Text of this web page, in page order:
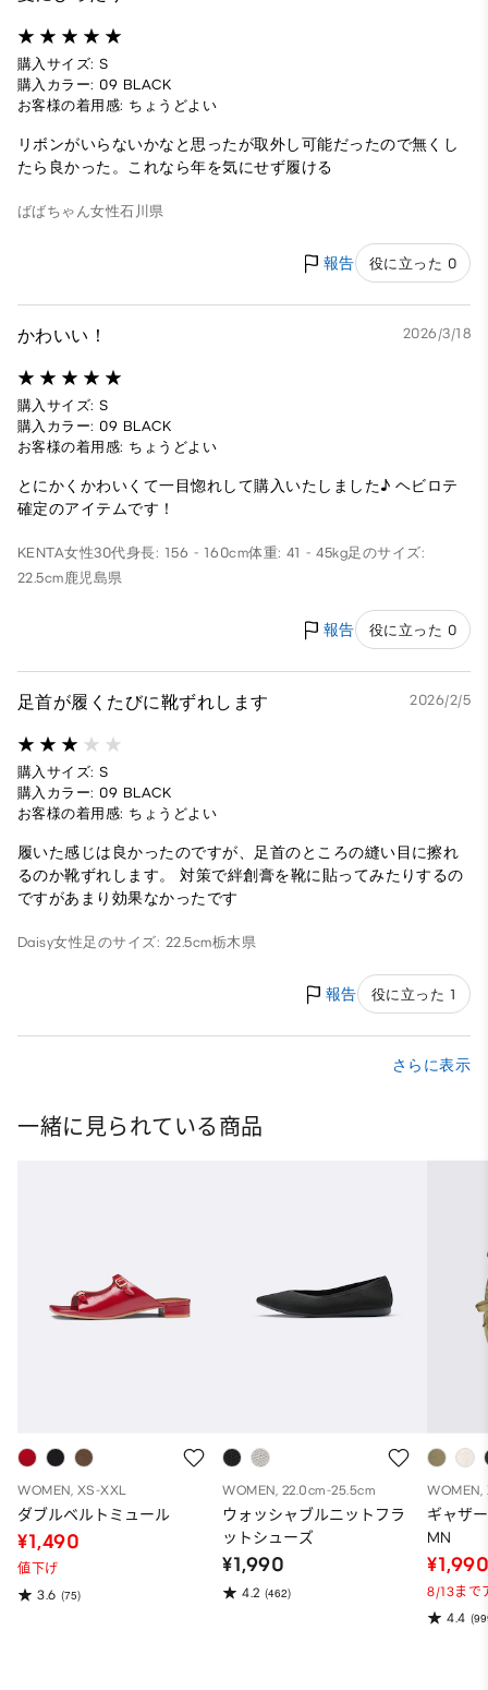
購入サイズ: S
購入カラー: 09 BLACK
お客様の着用感: ちょうどよい
リボンがいらないかなと思ったが取外し可能だったので無くし
たら良かった。これなら年を気にせず履ける
ばばちゃん女性石川県
報告 役に立った 0
かわいい！ 2026/3/18
購入サイズ: S
購入カラー: 09 BLACK
お客様の着用感: ちょうどよい
とにかくかわいくて一目惚れして購入いたしました♪ ヘビロテ
確定のアイテムです！
KENTA女性30代身長: 156 - 160cm体重: 41 - 45kg足のサイズ:
22.5cm鹿児島県
報告 役に立った 0
足首が履くたびに靴ずれします 2026/2/5
購入サイズ: S
購入カラー: 09 BLACK
お客様の着用感: ちょうどよい
履いた感じは良かったのですが、足首のところの縫い目に擦れ
るのか靴ずれします。 対策で絆創膏を靴に貼ってみたりするの
ですがあまり効果なかったです
Daisy女性足のサイズ: 22.5cm栃木県
報告 役に立った 1
さらに表示
一緒に見られている商品
WOMEN, XS-XXL
ダブルベルトミュール
¥1,490
値下げ
3.6 (75)
WOMEN, 22.0cm-25.5cm
ウォッシャブルニットフラ
ットシューズ
¥1,990
4.2 (462)
WOMEN,
ギャザ
MN
8/13まで
4.4